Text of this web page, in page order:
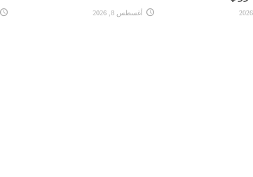
أغسطس 8, 2026